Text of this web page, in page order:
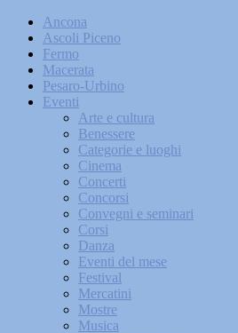
Ancona
Ascoli Piceno
Fermo
Macerata
Pesaro-Urbino
Eventi
Arte e cultura
Benessere
Categorie e luoghi
Cinema
Concerti
Concorsi
Convegni e seminari
Corsi
Danza
Eventi del mese
Festival
Mercatini
Mostre
Musica